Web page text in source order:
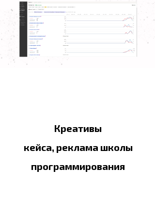
Креативы
кейса, реклама школы
программирования